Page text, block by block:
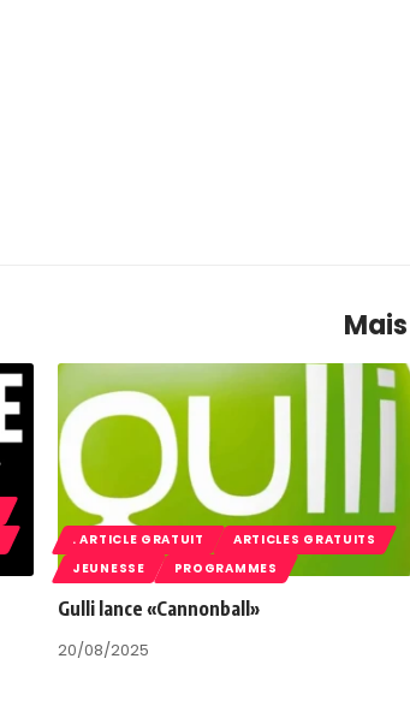
. ARTICLE GRATUIT
ARTICLES GRATUITS
JEUNESSE
PROGRAMMES
Gulli lance «Cannonball»
20/08/2025